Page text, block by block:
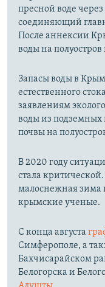
пресной воде
соединяющий
После аннексии
воды на
Запасы воды в
естественного
заявлениям
воды из подземных
почвы на
В 2020 году
стала
малоснежная зима
крымские ученые.
С конца августа
Симферополе, а
Бахчисарайском
Белогорска и